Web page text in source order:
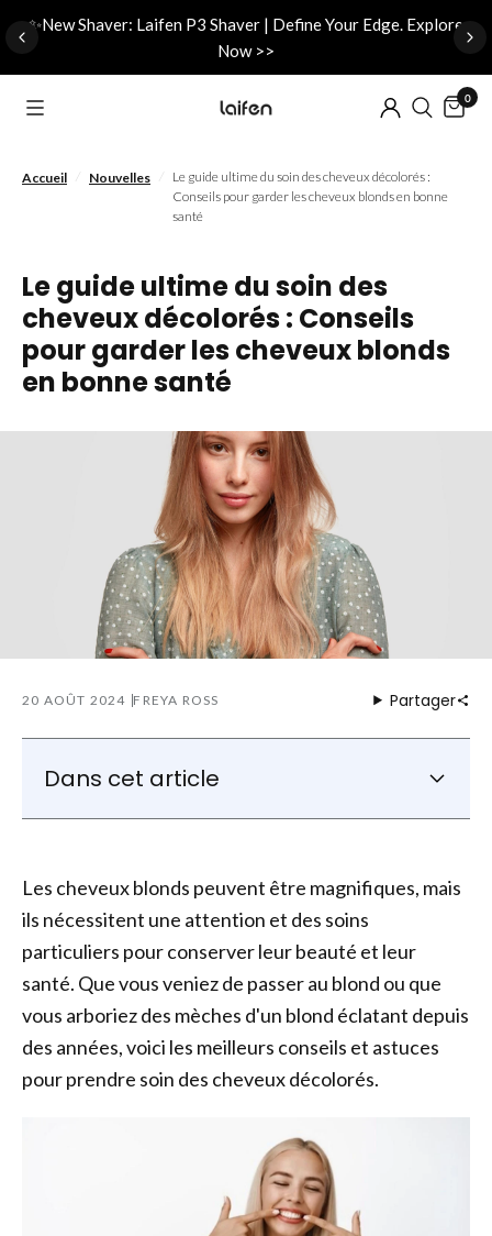
✨New Shaver: Laifen P3 Shaver | Define Your Edge. Explore
Now >>
0
Accueil Nouvelles
Le guide ultime du soin des cheveux décolorés :
Conseils pour garder les cheveux blonds en bonne
santé
Le guide ultime du soin des
cheveux décolorés : Conseils
pour garder les cheveux blonds
en bonne santé
20 AOÛT 2024 FREYA ROSS Partager
Dans cet article
Les meilleures façons de soigner les
cheveux décolorés
Les meilleurs soins pour les cheveux
décolorés et abîmés
La bonne méthode de séchage
Comment réparer les cheveux abîmés par
la décoloration à la maison ? 6 produits de
Conseils supplémentaires pour les cheveux
Les cheveux blonds peuvent être magnifiques, mais
ils nécessitent une attention et des soins
particuliers pour conserver leur beauté et leur
santé. Que vous veniez de passer au blond ou que
vous arboriez des mèches d'un blond éclatant depuis
des années, voici les meilleurs conseils et astuces
pour prendre soin des cheveux décolorés.